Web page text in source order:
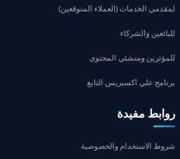
لمقدمي الخدمات (العملاء المتوقعين)
للبائعين والشركاء
للمؤثرين ومنشئي المحتوى
برنامج علي اكسبريس التابع
روابط مفيدة
شروط الاستخدام والخصوصية